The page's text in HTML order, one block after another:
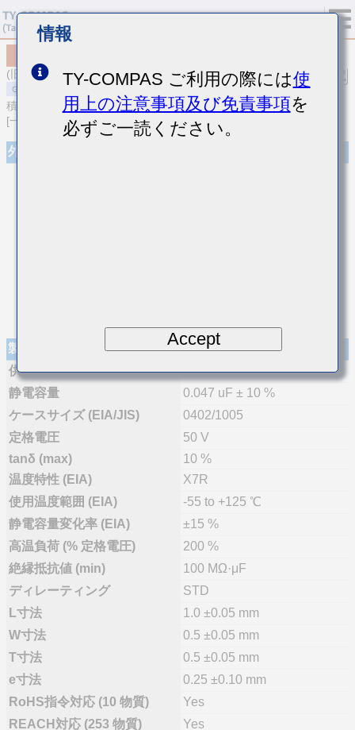
(旧品番 UMK105B7473KV-FR)
積層セラミックコンデンサ
[一般用 積層セラミックコンデンサ (高誘電率系)]
外観
製品仕様
供給体制
量産(推奨)
静電容量
0.047 uF ± 10 %
ケースサイズ (EIA/JIS)
0402/1005
定格電圧
50 V
tanδ (max)
10 %
温度特性 (EIA)
X7R
使用温度範囲 (EIA)
-55 to +125 ℃
静電容量変化率 (EIA)
±15 %
高温負荷 (% 定格電圧)
200 %
絶縁抵抗値 (min)
100 MΩ·μF
ディレーティング
STD
L寸法
1.0 ±0.05 mm
W寸法
0.5 ±0.05 mm
T寸法
0.5 ±0.05 mm
e寸法
0.25 ±0.10 mm
RoHS指令対応 (10 物質)
Yes
REACH対応 (253 物質)
Yes
情報
TY-COMPAS ご利用の際には使
用上の注意事項及び免責事項を
必ずご一読ください。
Accept